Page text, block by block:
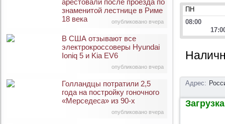
опубликовано вчера
арестовали после проезда по
знаменитой лестнице в Риме
18 века
опубликовано вчера
В США отзывают все
электрокроссоверы Hyundai
Ioniq 5 и Kia EV6
опубликовано вчера
Голландцы потратили 2,5
года на постройку гоночного
«Мерседеса» из 90-х
ПН
08:00
Адрес: